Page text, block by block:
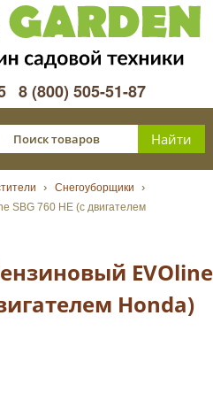
8 (800) 505-51-87
Снегоуборщики
SBG 760 HE (с двигателем
EVOline
Honda)